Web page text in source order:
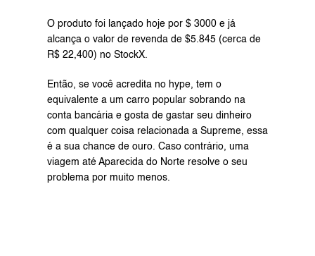
O produto foi lançado hoje por $ 3000 e já
alcança o valor de revenda de $5.845 (cerca de
R$ 22,400) no StockX.
Então, se você acredita no hype, tem o
equivalente a um carro popular sobrando na
conta bancária e gosta de gastar seu dinheiro
com qualquer coisa relacionada a Supreme, essa
é a sua chance de ouro. Caso contrário, uma
viagem até Aparecida do Norte resolve o seu
problema por muito menos.